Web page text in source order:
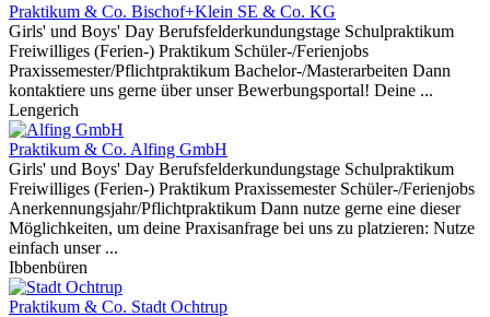
Praktikum & Co. Bischof+Klein SE & Co. KG
Girls' und Boys' Day Berufsfelderkundungstage Schulpraktikum
Freiwilliges (Ferien-) Praktikum Schüler-/Ferienjobs
Praxissemester/Pflichtpraktikum Bachelor-/Masterarbeiten Dann
kontaktiere uns gerne über unser Bewerbungsportal! Deine ...
Lengerich
Praktikum & Co. Alfing GmbH
Girls' und Boys' Day Berufsfelderkundungstage Schulpraktikum
Freiwilliges (Ferien-) Praktikum Praxissemester Schüler-/Ferienjobs
Anerkennungsjahr/Pflichtpraktikum Dann nutze gerne eine dieser
Möglichkeiten, um deine Praxisanfrage bei uns zu platzieren: Nutze
einfach unser ...
Ibbenbüren
Praktikum & Co. Stadt Ochtrup